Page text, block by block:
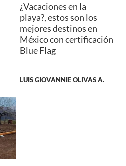
¿Vacaciones en la
playa?, estos son los
mejores destinos en
México con certificación
Blue Flag
LUIS GIOVANNIE OLIVAS A.